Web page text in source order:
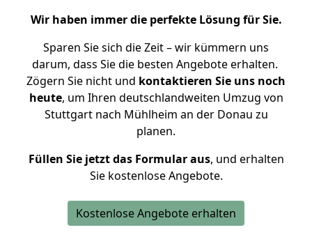
Wir haben immer die perfekte Lösung für Sie.
Sparen Sie sich die Zeit – wir kümmern uns
darum, dass Sie die besten Angebote erhalten.
Zögern Sie nicht und kontaktieren Sie uns noch
heute, um Ihren deutschlandweiten Umzug von
Stuttgart nach Mühlheim an der Donau zu
planen.
Füllen Sie jetzt das Formular aus, und erhalten
Sie kostenlose Angebote.
Kostenlose Angebote erhalten